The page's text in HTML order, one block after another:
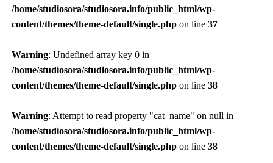
/home/studiosora/studiosora.info/public_html/wp-
content/themes/theme-default/single.php on line37
Warning: Undefined array key 0 in
/home/studiosora/studiosora.info/public_html/wp-
content/themes/theme-default/single.php on line38
Warning: Attempt to read property "cat_name" on null in
/home/studiosora/studiosora.info/public_html/wp-
content/themes/theme-default/single.php on line38